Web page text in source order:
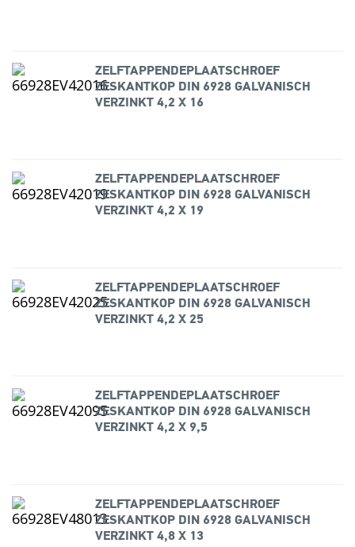
ZELFTAPPENDEPLAATSCHROEF
ZESKANTKOP DIN 6928 GALVANISCH
VERZINKT 4,2 X 16
ZELFTAPPENDEPLAATSCHROEF
ZESKANTKOP DIN 6928 GALVANISCH
VERZINKT 4,2 X 19
ZELFTAPPENDEPLAATSCHROEF
ZESKANTKOP DIN 6928 GALVANISCH
VERZINKT 4,2 X 25
ZELFTAPPENDEPLAATSCHROEF
ZESKANTKOP DIN 6928 GALVANISCH
VERZINKT 4,2 X 9,5
ZELFTAPPENDEPLAATSCHROEF
ZESKANTKOP DIN 6928 GALVANISCH
VERZINKT 4,8 X 13